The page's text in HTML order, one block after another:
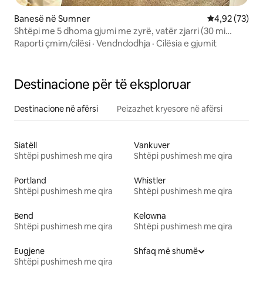
Banesë në Sumner Vlerësimi
4,92 (73)
Shtëpi me 5 dhoma gjumi me zyrë, vatër zjarri (30 mi
Lumen Field)
Raporti çmim/cilësi · Vendndodhja · Cilësia e gjumit
Destinacione për të eksploruar
Destinacione në afërsi Peizazhet kryesore në afërsi
Siatëll
Shtëpi pushimesh me qira
Vankuver
Shtëpi pushimesh me qira
Portland
Shtëpi pushimesh me qira
Whistler
Shtëpi pushimesh me qira
Bend
Shtëpi pushimesh me qira
Kelowna
Shtëpi pushimesh me qira
Eugjene
Shtëpi pushimesh me qira
Shfaq më shumë